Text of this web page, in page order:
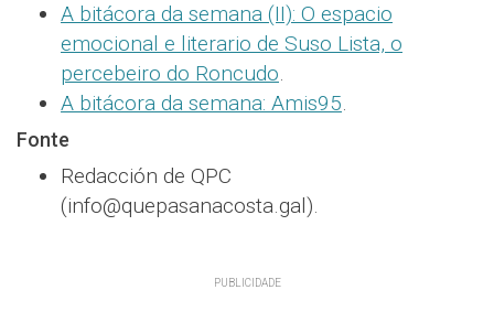
A bitácora da semana (II): O espacio
emocional e literario de Suso Lista, o
percebeiro do Roncudo.
A bitácora da semana: Amis95.
Fonte
Redacción de QPC
(info@quepasanacosta.gal).